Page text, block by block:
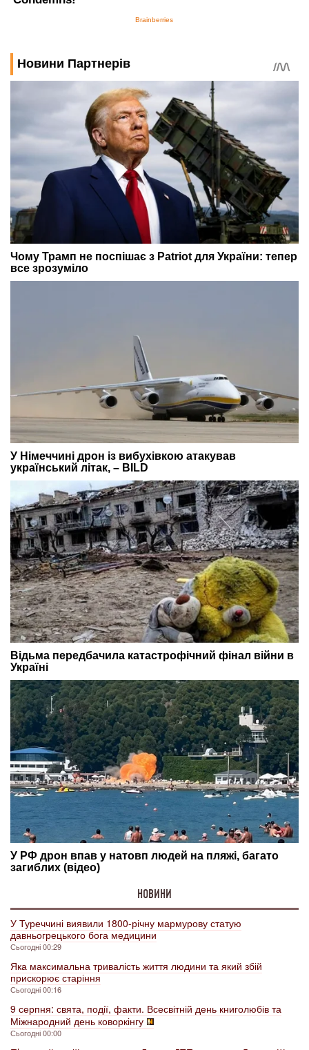
НОВИНИ
У Туреччині виявили 1800-річну мармурову статую
давньогрецького бога медицини
Сьогодні 00:29
Яка максимальна тривалість життя людини та який збій
прискорює старіння
Сьогодні 00:16
9 серпня: свята, події, факти. Всесвітній день книголюбів та
Міжнародний день коворкінгу
Сьогодні 00:00